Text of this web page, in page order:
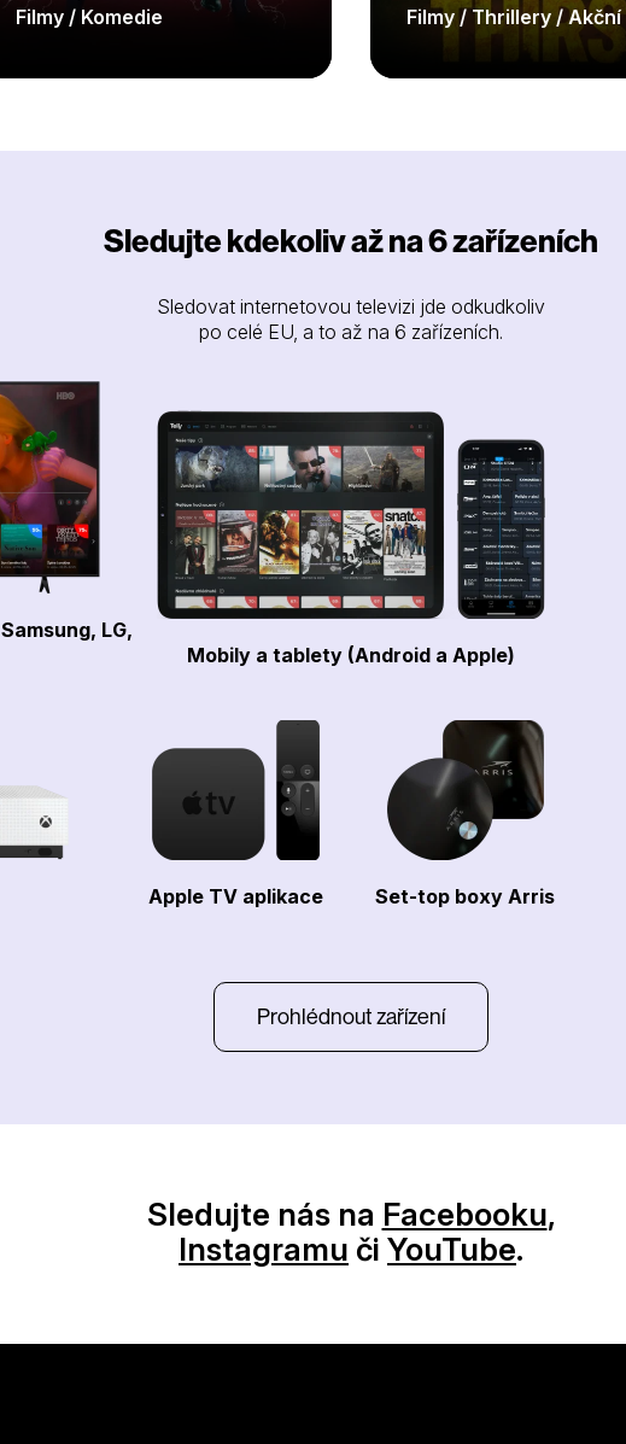
Filmy / Komedie
Filmy / Thrillery / Akční
Sledujte kdekoliv až na 6 zařízeních
Sledovat internetovou televizi jde odkudkoliv
po celé EU, a to až na 6 zařízeních.
LG,
Mobily a tablety (Android a Apple)
Apple TV aplikace Set-top boxy Arris
Prohlédnout zařízení
Sledujte nás na Facebooku,
Instagramu či YouTube.